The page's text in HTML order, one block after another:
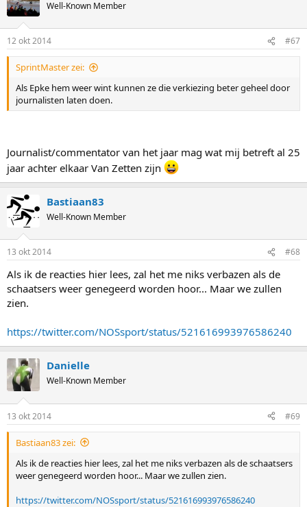
Well-Known Member
12 okt 2014 #67
SprintMaster zei:
Als Epke hem weer wint kunnen ze die verkiezing beter geheel door
journalisten laten doen.
Journalist/commentator van het jaar mag wat mij betreft al 25
jaar achter elkaar Van Zetten zijn
Bastiaan83
Well-Known Member
13 okt 2014 #68
Als ik de reacties hier lees, zal het me niks verbazen als de
schaatsers weer genegeerd worden hoor... Maar we zullen
zien.
https://twitter.com/NOSsport/status/521616993976586240
Danielle
Well-Known Member
13 okt 2014 #69
Bastiaan83 zei:
Als ik de reacties hier lees, zal het me niks verbazen als de schaatsers
weer genegeerd worden hoor... Maar we zullen zien.
https://twitter.com/NOSsport/status/521616993976586240